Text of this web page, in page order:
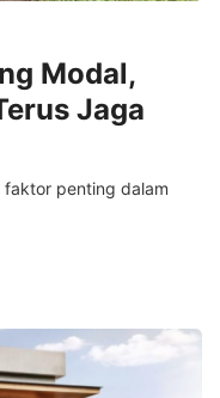
Modal,
Jaga
faktor penting dalam